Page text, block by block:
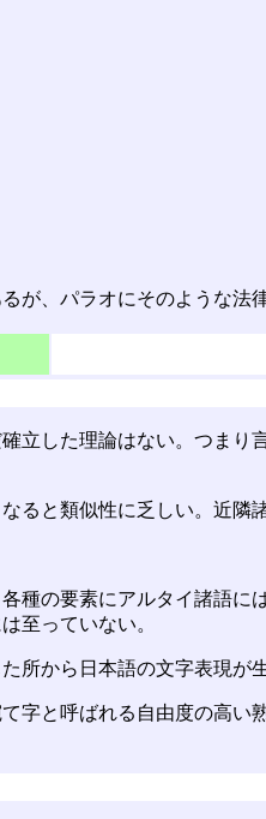
、パラオにそのような法
した理論はない。つま
ると類似性に乏しい。近隣
の要素にアルタイ諸語
至っていない。
所から日本語の文字表現が
字と呼ばれる自由度の高い